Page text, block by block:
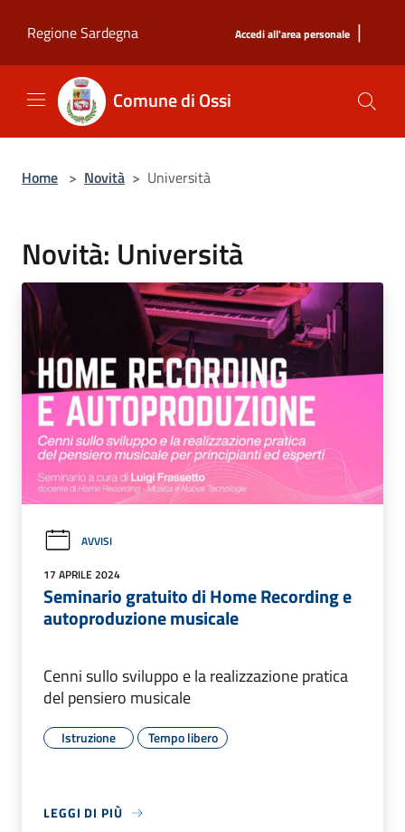
Regione Sardegna
Accedi all'area personale |
Comune di Ossi
Home > Novità > Università
Novità: Università
AVVISI
17 APRILE 2024
Seminario gratuito di Home Recording e
autoproduzione musicale
Cenni sullo sviluppo e la realizzazione pratica
del pensiero musicale
Istruzione Tempo libero
LEGGI DI PIÙ